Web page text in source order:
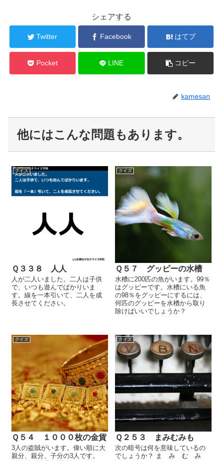
シェアする
Twitter Facebook はてブ
Pocket LINE コピー
kamesan
他にはこんな問題もあります。
クイズ
Ｑ３３８ 人人
人が二人いました。二人は子供
で、いつも遊んでばかりいま
す。線を一本引いて、二人を成
長させてください。
クイズ
Ｑ５７ グッピーの水槽
水槽に200匹の魚がいます。99％
はグッピーです。水槽にいる魚
の98％をグッピーにするには、
何匹のグッピーを水槽から取り
除けばいいでしょうか？
クイズ
Ｑ５４ １０００枚の金貨
3人の盗賊がいます。偉い順に大
親分、親分、子分の3人です。
クイズ
Ｑ２５３ まみむみも
次の暗号は何を意味しているの
でしょうか？ ま み む み